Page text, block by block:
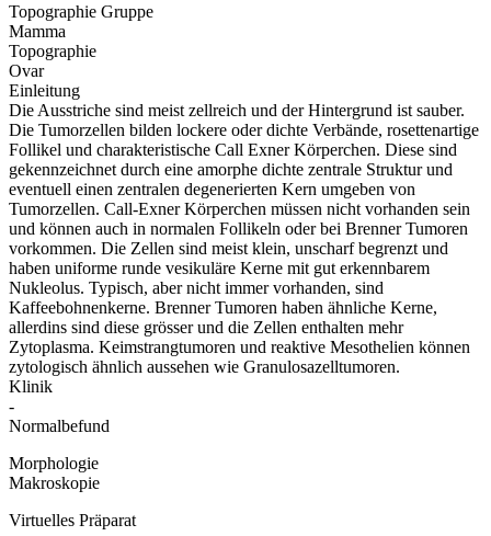
Topographie Gruppe
Mamma
Topographie
Ovar
Einleitung
Die Ausstriche sind meist zellreich und der Hintergrund ist sauber.
Die Tumorzellen bilden lockere oder dichte Verbände, rosettenartige
Follikel und charakteristische Call Exner Körperchen. Diese sind
gekennzeichnet durch eine amorphe dichte zentrale Struktur und
eventuell einen zentralen degenerierten Kern umgeben von
Tumorzellen. Call-Exner Körperchen müssen nicht vorhanden sein
und können auch in normalen Follikeln oder bei Brenner Tumoren
vorkommen. Die Zellen sind meist klein, unscharf begrenzt und
haben uniforme runde vesikuläre Kerne mit gut erkennbarem
Nukleolus. Typisch, aber nicht immer vorhanden, sind
Kaffeebohnenkerne. Brenner Tumoren haben ähnliche Kerne,
allerdins sind diese grösser und die Zellen enthalten mehr
Zytoplasma. Keimstrangtumoren und reaktive Mesothelien können
zytologisch ähnlich aussehen wie Granulosazelltumoren.
Klinik
-
Normalbefund
Morphologie
Makroskopie
Virtuelles Präparat